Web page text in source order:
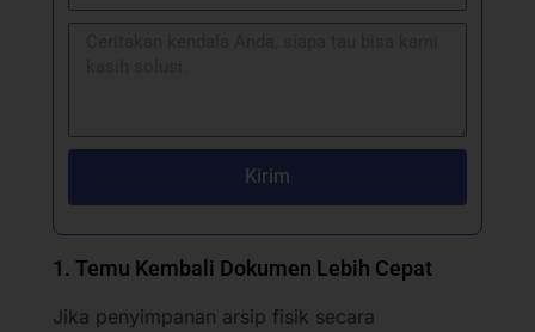
Kirim
1. Temu Kembali Dokumen Lebih Cepat
Jika penyimpanan arsip fisik secara